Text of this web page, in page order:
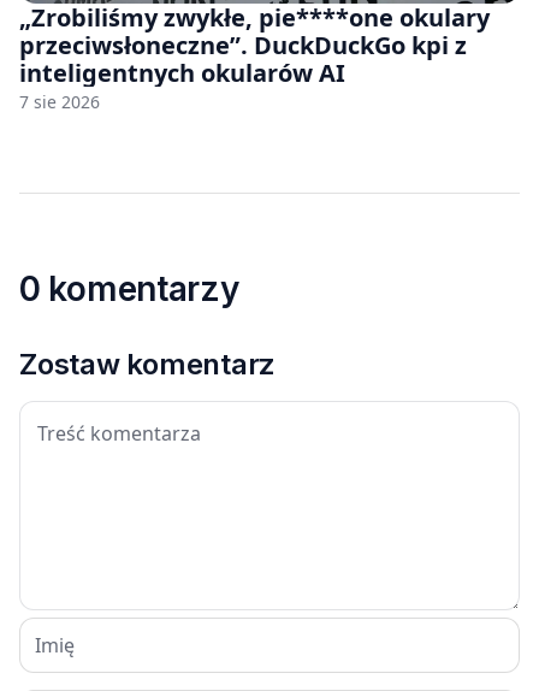
„Zrobiliśmy zwykłe, pie****one okulary
przeciwsłoneczne”. DuckDuckGo kpi z
inteligentnych okularów AI
7 sie 2026
0 komentarzy
Zostaw komentarz